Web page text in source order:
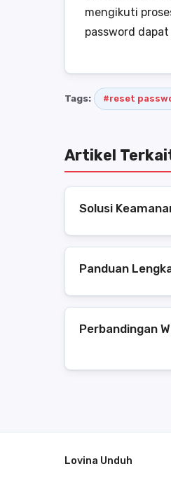
mengikuti
password
Tags: #reset
Artikel
Solusi
Panduan
Perbandingan
Lovina Unduh